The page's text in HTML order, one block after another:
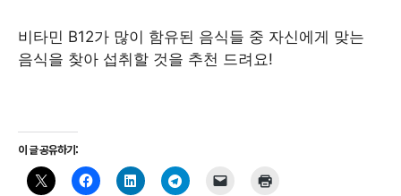
비타민 B12가 많이 함유된 음식들 중 자신에게 맞는
음식을 찾아 섭취할 것을 추천 드려요!
이 글 공유하기: